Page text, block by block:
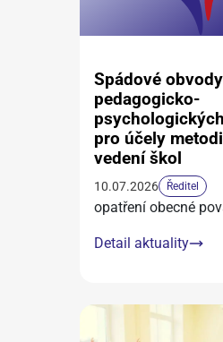
Spádové obvody
pedagogicko-
pro účely
vedení škol
10.07.2026 Ředitel
opatření obecné
Detail aktuality